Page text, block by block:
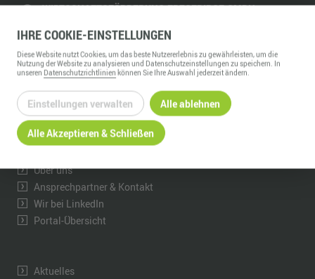
WIRTSCHAFTSFÖRDERUNG ERZGEBIRGE GMBH
Adam-Ries-Straße 16
09456 Annaberg-Buchholz
Telefon:+49 3733 145 0
Fax:+49 3733 145 145
kontakt@wfe-erzgebirge.de
www.wfe-erzgebirge.de
INFORMATION
Über uns
Ansprechpartner & Kontakt
Wir bei LinkedIn
Portal-Übersicht
Aktuelles
IHRECOOKIE-EINSTELLUNGEN
DieseWebsitenutzt Cookies, um das beste Nutzererlebnis zu gewährleisten, um die
Nutzung derWebsitezu analysieren und Datenschutzeinstellungen zu speichern. In
unseren Datenschutzrichtlinien können Sie Ihre Auswahl jederzeit ändern.
Einstellungen verwalten Alle ablehnen
Alle Akzeptieren & Schließen